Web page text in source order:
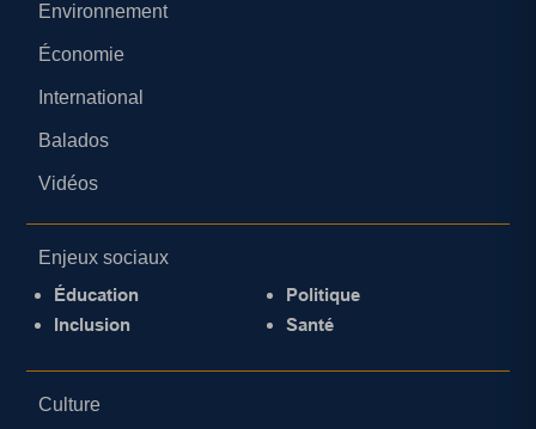
Environnement
Économie
International
Balados
Vidéos
Enjeux sociaux
Éducation
Inclusion
Politique
Santé
Culture